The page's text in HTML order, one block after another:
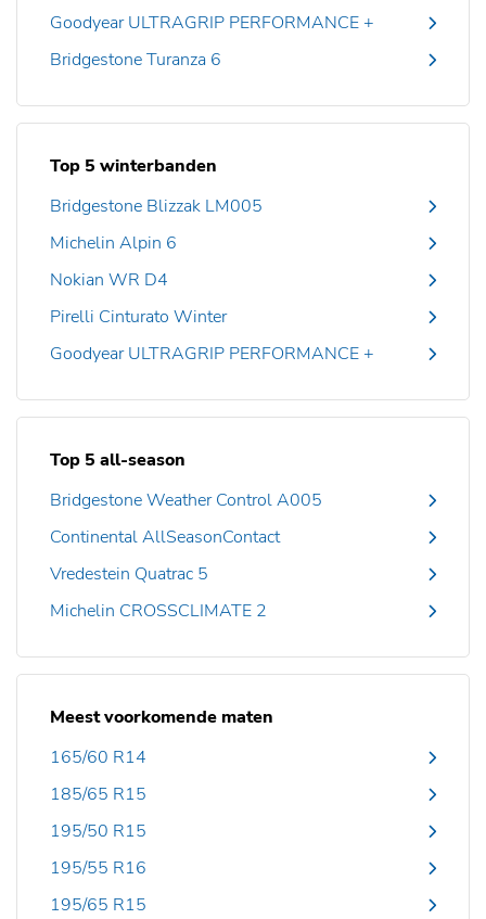
Goodyear ULTRAGRIP PERFORMANCE +
Bridgestone Turanza 6
Top 5 winterbanden
Bridgestone Blizzak LM005
Michelin Alpin 6
Nokian WR D4
Pirelli Cinturato Winter
Goodyear ULTRAGRIP PERFORMANCE +
Top 5 all-season
Bridgestone Weather Control A005
Continental AllSeasonContact
Vredestein Quatrac 5
Michelin CROSSCLIMATE 2
Meest voorkomende maten
165/60 R14
185/65 R15
195/50 R15
195/55 R16
195/65 R15